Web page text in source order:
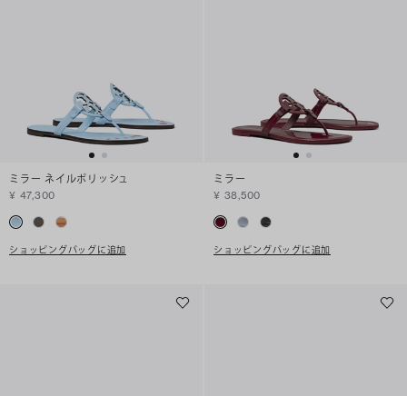
ミラー ネイルポリッシュ
¥ 47,300
ショッピングバッグに追加
ミラー
¥ 38,500
ショッピングバッグに追加